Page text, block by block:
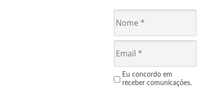
Eu concordo em
receber comunicações.